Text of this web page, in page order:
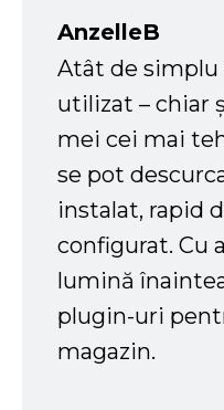
AnzelleB
Atât de simplu
utilizat – chiar
mei cei mai
se pot
instalat, rapid
configurat. Cu
lumină
plugin-uri
magazin.